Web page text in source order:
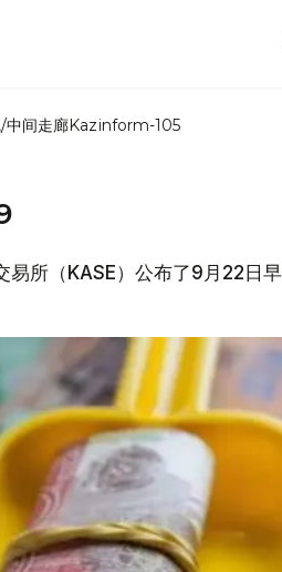
中间走廊Kazinform-105
所（KASE）公布了9月22日